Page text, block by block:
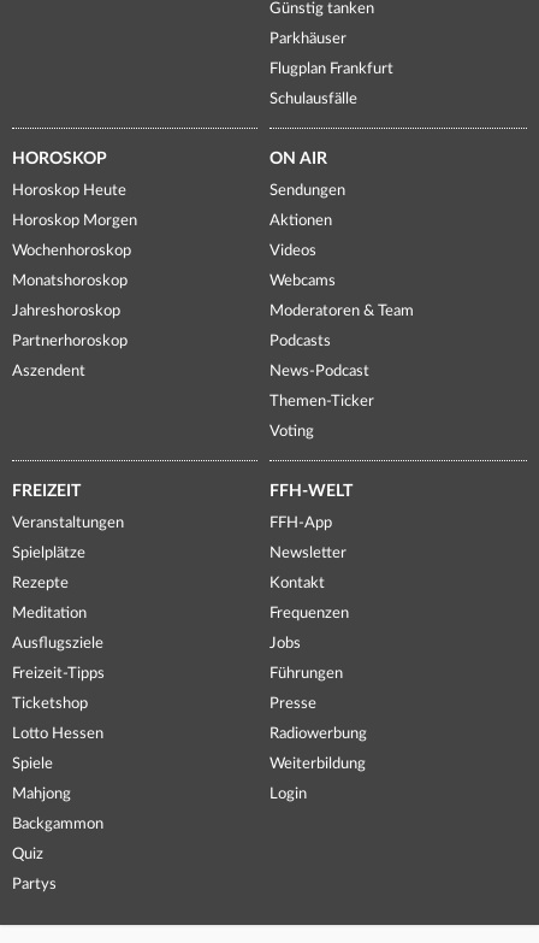
Günstig tanken
Parkhäuser
Flugplan Frankfurt
Schulausfälle
HOROSKOP
Horoskop Heute
Horoskop Morgen
Wochenhoroskop
Monatshoroskop
Jahreshoroskop
Partnerhoroskop
Aszendent
ON AIR
Sendungen
Aktionen
Videos
Webcams
Moderatoren & Team
Podcasts
News-Podcast
Themen-Ticker
Voting
FREIZEIT
Veranstaltungen
Spielplätze
Rezepte
Meditation
Ausflugsziele
Freizeit-Tipps
Ticketshop
Lotto Hessen
Spiele
Mahjong
Backgammon
Quiz
Partys
FFH-WELT
FFH-App
Newsletter
Kontakt
Frequenzen
Jobs
Führungen
Presse
Radiowerbung
Weiterbildung
Login